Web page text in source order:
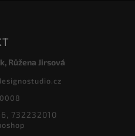
Růžena Jirsová
732232010